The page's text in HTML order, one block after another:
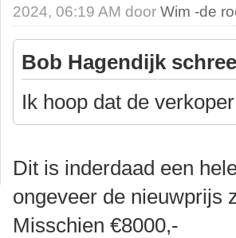
2024, 06:19 AM doorWim -de
Bob Hagendijk
Ik hoop dat de
Dit is inderdaad een
ongeveer de nieuwprijs
Misschien €8000,-